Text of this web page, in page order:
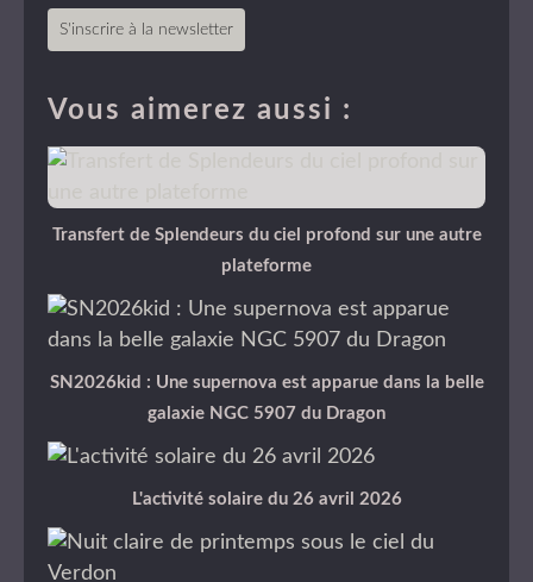
S'inscrire à la newsletter
Vous aimerez aussi :
Transfert de Splendeurs du ciel profond sur une autre
plateforme
SN2026kid : Une supernova est apparue dans la belle
galaxie NGC 5907 du Dragon
L'activité solaire du 26 avril 2026